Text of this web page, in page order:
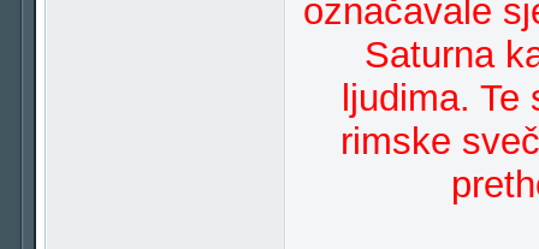
označavale
Saturna
ljudima.
rimske